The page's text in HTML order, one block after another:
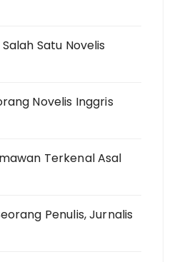
Satu Novelis
Novelis Inggris
Terkenal Asal
Penulis, Jurnalis